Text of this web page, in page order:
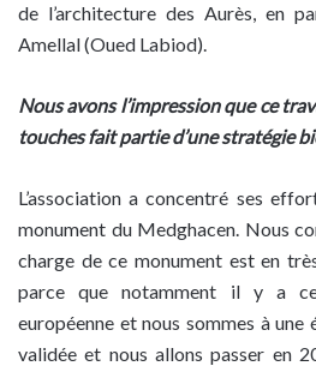
de l’architecture des Aurès, en
Amellal (Oued Labiod).
Nous avons l’impression que ce
touches fait partie d’une stratégie
L’association a concentré ses
monument du Medghacen. Nous
charge de ce monument est en
parce que notamment il y a
européenne et nous sommes à une
validée et nous allons passer en